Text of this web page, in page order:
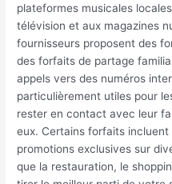
plateformes musicales
télévision et aux magazines
fournisseurs proposent des
des forfaits de partage
appels vers des numéros
particulièrement utiles pour
rester en contact avec leur
eux. Certains forfaits
promotions exclusives sur
que la restauration, le